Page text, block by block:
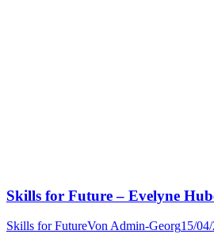
Skills for Future – Evelyne
Skills for FutureVonAdmin-Georg15/